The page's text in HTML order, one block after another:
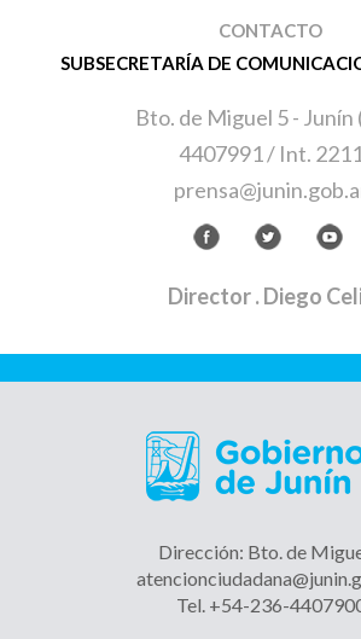
CONTACTO
SUBSECRETARÍA DE
Bto. de Miguel 5 - Junín
4407991 / Int. 2211
Director. Diego
Dirección: Bto. de
Tel. +54-236-